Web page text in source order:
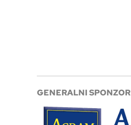
GENERALNI SPONZOR